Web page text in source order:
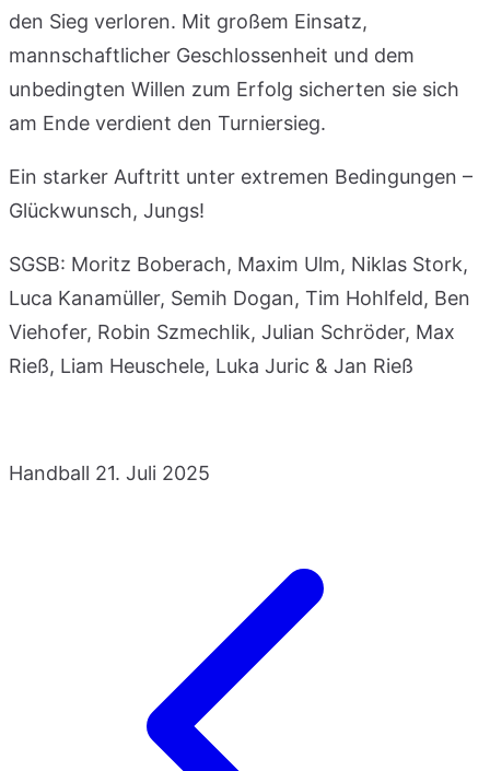
den Sieg verloren. Mit großem Einsatz,
mannschaftlicher Geschlossenheit und dem
unbedingten Willen zum Erfolg sicherten sie sich
am Ende verdient den Turniersieg.
Ein starker Auftritt unter extremen Bedingungen –
Glückwunsch, Jungs!
SGSB: Moritz Boberach, Maxim Ulm, Niklas Stork,
Luca Kanamüller, Semih Dogan, Tim Hohlfeld, Ben
Viehofer, Robin Szmechlik, Julian Schröder, Max
Rieß, Liam Heuschele, Luka Juric & Jan Rieß
Handball 21. Juli 2025